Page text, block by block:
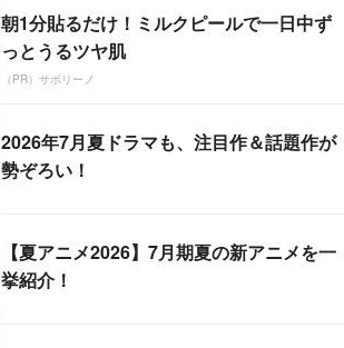
朝1分貼るだけ！ミルクピールで一日中ず
っとうるツヤ肌
（PR）サボリーノ
2026年7月夏ドラマも、注目作＆話題作が
勢ぞろい！
【夏アニメ2026】7月期夏の新アニメを一
挙紹介！